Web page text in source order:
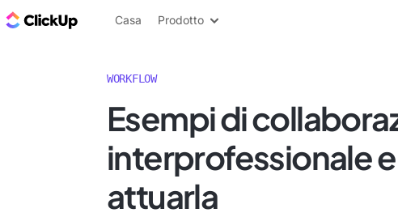
Blog di ClickUp
Casa Prodotto
WORKFLOW
Esempi di
interprofessionale
attuarla